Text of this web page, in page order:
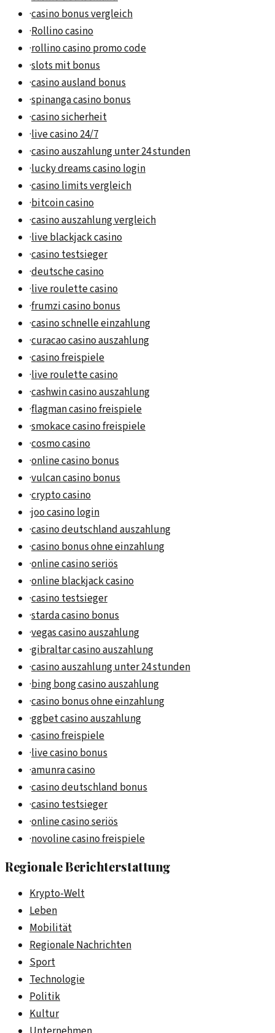
·casino bonus vergleich
·Rollino casino
·rollino casino promo code
·slots mit bonus
·casino ausland bonus
·spinanga casino bonus
·casino sicherheit
·live casino 24/7
·casino auszahlung unter 24 stunden
·lucky dreams casino login
·casino limits vergleich
·bitcoin casino
·casino auszahlung vergleich
·live blackjack casino
·casino testsieger
·deutsche casino
·live roulette casino
·frumzi casino bonus
·casino schnelle einzahlung
·curacao casino auszahlung
·casino freispiele
·live roulette casino
·cashwin casino auszahlung
·flagman casino freispiele
·smokace casino freispiele
·cosmo casino
·online casino bonus
·vulcan casino bonus
·crypto casino
·joo casino login
·casino deutschland auszahlung
·casino bonus ohne einzahlung
·online casino seriös
·online blackjack casino
·casino testsieger
·starda casino bonus
·vegas casino auszahlung
·gibraltar casino auszahlung
·casino auszahlung unter 24 stunden
·bing bong casino auszahlung
·casino bonus ohne einzahlung
·ggbet casino auszahlung
·casino freispiele
·live casino bonus
·amunra casino
·casino deutschland bonus
·casino testsieger
·online casino seriös
·novoline casino freispiele
Regionale Berichterstattung
Krypto-Welt
Leben
Mobilität
Regionale Nachrichten
Sport
Technologie
Politik
Kultur